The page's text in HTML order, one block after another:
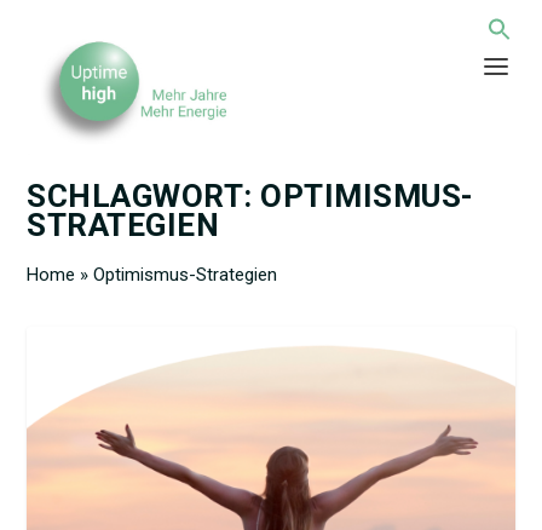
SCHLAGWORT: OPTIMISMUS-
STRATEGIEN
Home » Optimismus-Strategien